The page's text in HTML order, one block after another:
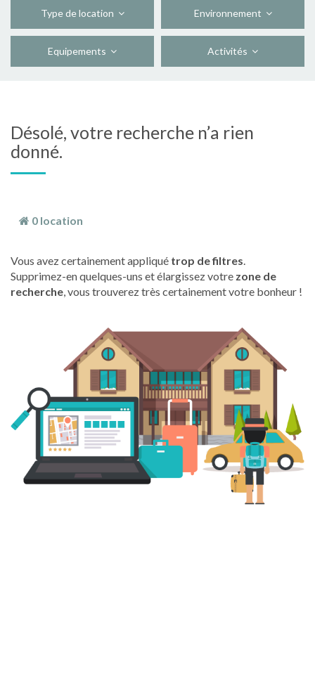
Type de location Environnement
Equipements Activités
Désolé, votre recherche n’a rien
donné.
0 location
Vous avez certainement appliqué trop de filtres.
Supprimez-en quelques-uns et élargissez votre zone de
recherche, vous trouverez très certainement votre bonheur !